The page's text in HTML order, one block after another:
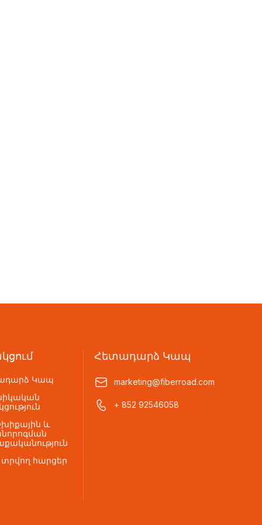
Կապ
և
հարցեր
Հետադարձ Կապ
marketing@fiberroad.com
+ 852 92546058